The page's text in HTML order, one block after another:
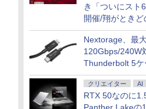
き「ついにスト
開催/翔がときど
任など」
Nextorage、最
120Gbps/240W
Thunderbolt 5ケ
クリエイター AI
RTX 50なのに